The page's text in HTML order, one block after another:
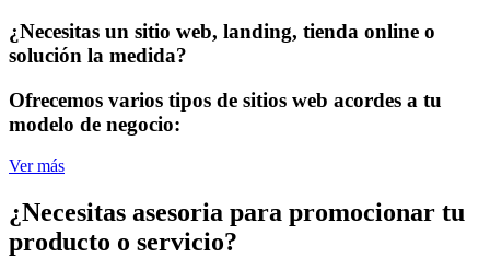
¿Necesitas un sitio web, landing, tienda online o
solución la medida?
Ofrecemos varios tipos de sitios web acordes a tu
modelo de negocio:
Ver más
¿Necesitas asesoria para promocionar tu
producto o servicio?